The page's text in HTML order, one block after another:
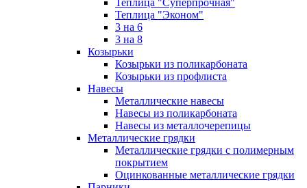
Теплица "Суперпрочная"
Теплица "Эконом"
3 на 6
3 на 8
Козырьки
Козырьки из поликарбоната
Козырьки из профлиста
Навесы
Металлические навесы
Навесы из поликарбоната
Навесы из металлочерепицы
Металлические грядки
Металлические грядки с полимерным
покрытием
Оцинкованные металлические грядки